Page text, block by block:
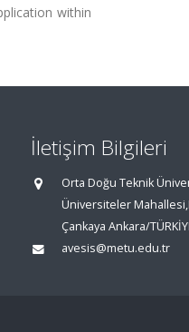
within
İletişim Bilgileri
Orta Doğu Teknik
Üniversiteler
Çankaya Ankara/
avesis@metu.edu.tr